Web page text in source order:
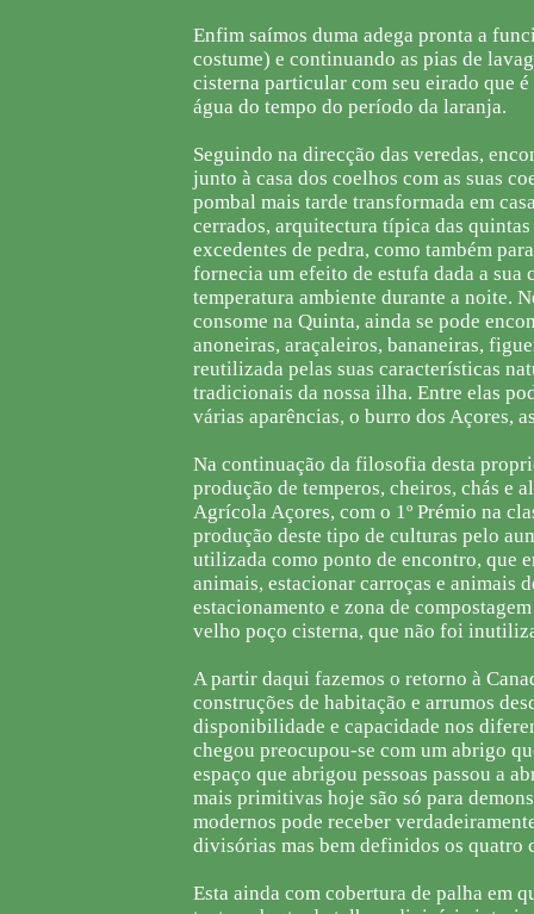
Enfim saímos duma adega pronta a
costume) e continuando as pias de
cisterna particular com seu eirado que
água do tempo do período da laranja.
Seguindo na direcção das veredas,
junto à casa dos coelhos com as suas
pombal mais tarde transformada em
cerrados, arquitectura típica das
excedentes de pedra, como também
fornecia um efeito de estufa dada a
temperatura ambiente durante a noite.
consome na Quinta, ainda se pode
anoneiras, araçaleiros, bananeiras,
reutilizada pelas suas características
tradicionais da nossa ilha. Entre elas
várias aparências, o burro dos Açores,
Na continuação da filosofia desta
produção de temperos, cheiros, chás e
Agrícola Açores, com o 1º Prémio na
produção deste tipo de culturas pelo
utilizada como ponto de encontro, que
animais, estacionar carroças e animais
estacionamento e zona de
velho poço cisterna, que não foi
A partir daqui fazemos o retorno à
construções de habitação e arrumos
disponibilidade e capacidade nos
chegou preocupou-se com um abrigo
espaço que abrigou pessoas passou a
mais primitivas hoje são só para
modernos pode receber
divisórias mas bem definidos os quatro
Esta ainda com cobertura de palha em